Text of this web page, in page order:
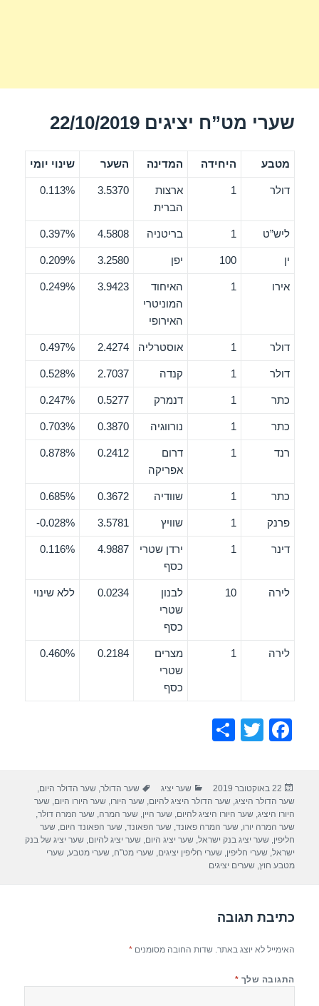
שערי מט”ח יציגים 22/10/2019
מטבע היחידה המדינה השער שינוי יומי
דולר 1
ארצות
הברית
3.5370
0.113%
ליש”ט 1 בריטניה 4.5808
0.397%
ין 100 יפן 3.2580
0.209%
אירו 1
האיחוד
המוניטרי
האירופי
3.9423
0.249%
דולר 1 אוסטרליה 2.4274
0.497%
דולר 1 קנדה 2.7037
0.528%
כתר 1 דנמרק 0.5277
0.247%
כתר 1 נורווגיה 0.3870
0.703%
רנד 1
דרום
אפריקה
0.2412
0.878%
כתר 1 שוודיה 0.3672
0.685%
פרנק 1 שוויץ 3.5781
0.028%-
דינר 1
ירדן שטרי
כסף
4.9887
0.116%
לירה 10
לבנון
שטרי
כסף
0.0234 ללא שינוי
לירה 1
מצרים
שטרי
כסף
0.2184
0.460%
F
e
b
o
o
T
er
e
פורסם
בתאריך
22 באוקטובר 2019 קטגוריות
שער יציג תגיות
שער הדולר,שער הדולר היום,
שער הדולר היציג,שער הדולר היציג להיום,שער היורו,שער היורו היום,שער
היורו היציג,שער היורו היציג להיום,שער היין,שער המרה,שער המרה דולר,
שער המרה יורו,שער המרה פאונד,שער הפאונד,שער הפאונד היום,שער
חליפין,שער יציג בנק ישראל,שער יציג היום,שער יציג להיום,שער יציג של בנק
ישראל,שערי חליפין,שערי חליפין יציגים,שערי מט"ח,שערי מטבע,שערי
מטבע חוץ,שערים יציגים
כתיבת תגובה
האימייל לא יוצג באתר. שדות החובה מסומנים*
התגובה שלך *